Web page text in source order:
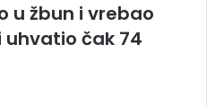
u žbun i vrebao
uhvatio čak 74